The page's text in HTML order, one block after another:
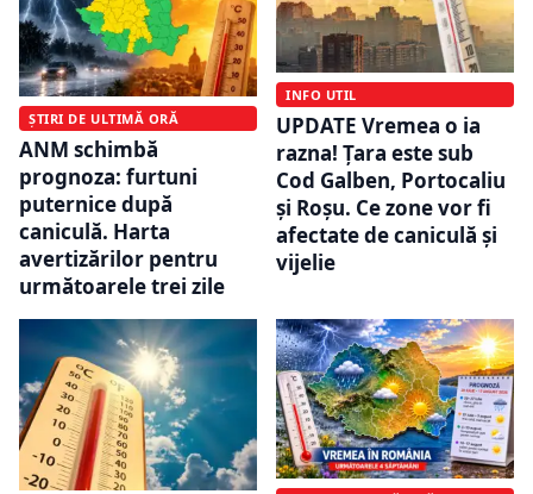
ȘTIRI DE ULTIMĂ ORĂ
ANM schimbă
prognoza: furtuni
puternice după
caniculă. Harta
avertizărilor pentru
următoarele trei zile
INFO UTIL
UPDATE Vremea o ia
razna! Țara este sub
Cod Galben, Portocaliu
și Roșu. Ce zone vor fi
afectate de caniculă și
vijelie